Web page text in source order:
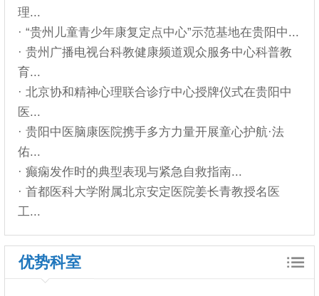
理...
· “贵州儿童青少年康复定点中心”示范基地在贵阳中...
· 贵州广播电视台科教健康频道观众服务中心科普教
育...
· 北京协和精神心理联合诊疗中心授牌仪式在贵阳中
医...
· 贵阳中医脑康医院携手多方力量开展童心护航·法
佑...
· 癫痫发作时的典型表现与紧急自救指南...
· 首都医科大学附属北京安定医院姜长青教授名医
工...
优势科室